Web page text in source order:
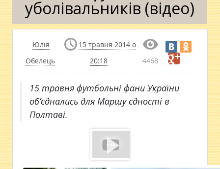
уболівальників (відео)
Юлія
Обелець
15 травня 2014 о
20:18
4468
15 травня футбольні фани України
об’єднались для Маршу єдності в
Полтаві.